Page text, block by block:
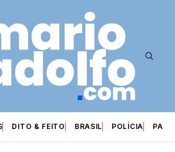
DITO & FEITO BRASIL POLÍCIA